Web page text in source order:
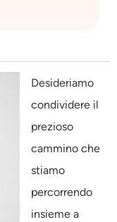
Desideriamo
condividere il
prezioso
cammino che
stiamo
percorrendo
insieme a